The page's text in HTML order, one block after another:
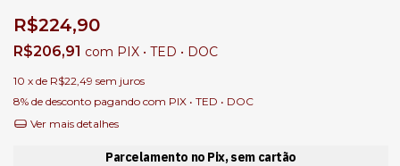
R$224,90
R$206,91 com PIX • TED • DOC
10 x de R$22,49 sem juros
8% de desconto pagando com PIX • TED • DOC
Ver mais detalhes